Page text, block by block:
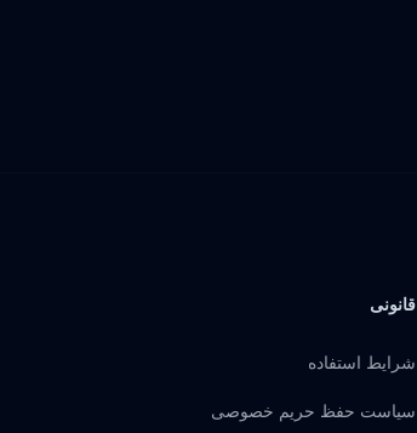
قانونی
شرایط استفاده
سیاست حفظ حریم خصوصی